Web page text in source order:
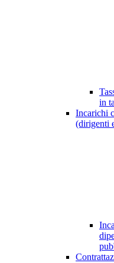
in
Incarichi
(dirigenti